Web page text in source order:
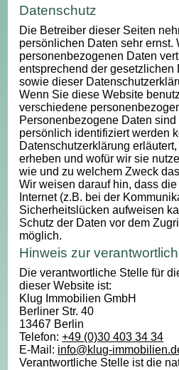
Datenschutz
Die Betreiber dieser Seiten
persönlichen Daten sehr ernst.
personenbezogenen Daten
entsprechend der gesetzlichen
sowie dieser
Wenn Sie diese Website
verschiedene
Personenbezogene Daten
persönlich identifiziert werden
Datenschutzerklärung
erheben und wofür wir sie
wie und zu welchem Zweck
Wir weisen darauf hin, dass
Internet (z.B. bei der
Sicherheitslücken aufweisen
Schutz der Daten vor dem
möglich.
Hinweis zur
Die verantwortliche Stelle für
dieser Website ist:
Klug Immobilien GmbH
Berliner Str. 40
13467 Berlin
Telefon:+49 (0)30 403 34 34
E-Mail: info@klug-
Verantwortliche Stelle ist die